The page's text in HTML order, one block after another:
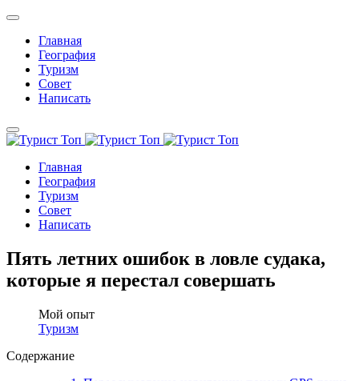
Главная
География
Туризм
Совет
Написать
Главная
География
Туризм
Совет
Написать
Пять летних ошибок в ловле судака,
которые я перестал совершать
Мой опыт
Туризм
Содержание